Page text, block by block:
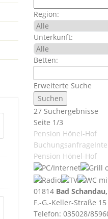
Region:
Unterkunft:
Betten:
Erweiterte Suche
27 Suchergebnisse
Seite 1/3
Pension Hönel-Hof
Buchungsanfrage
Pension Hönel-Hof
01814 Bad
F.-G.-Keller-Straße 15
Telefon: 035028/